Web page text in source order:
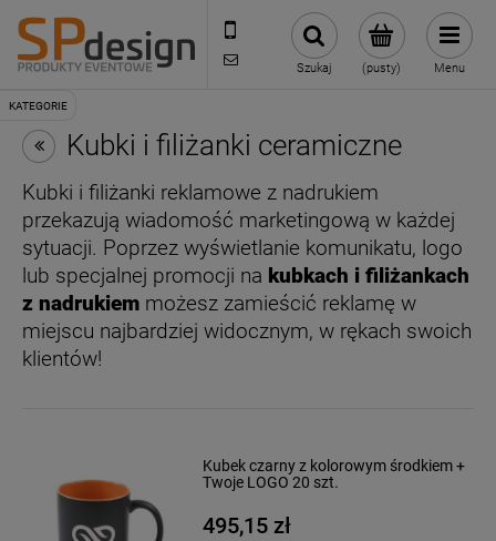
221002030
sklep@reklamydrukarnia.pl
(pusty)
Szukaj Menu
Kubki i filiżanki ceramiczne
Kubki i filiżanki reklamowe z nadrukiem
przekazują wiadomość marketingową w każdej
sytuacji. Poprzez wyświetlanie komunikatu, logo
lub specjalnej promocji na kubkach i filiżankach
z nadrukiem możesz zamieścić reklamę w
miejscu najbardziej widocznym, w rękach swoich
klientów!
Kubek czarny z kolorowym środkiem +
Twoje LOGO 20 szt.
495,15 zł